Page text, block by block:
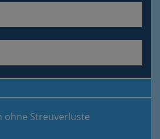
ohne Streuverluste